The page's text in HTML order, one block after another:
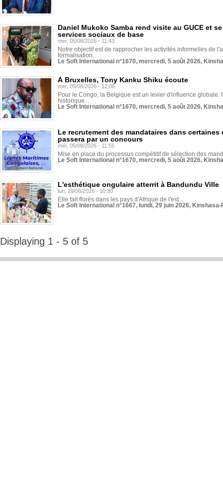
Daniel Mukoko Samba rend visite au GUCE et
services sociaux de base
mer, 05/08/2026 - 11:43
Notre objectif est de rapprocher les activités informelles de
formalisation.
Le Soft International n°1670, mercredi, 5 août 2026,
À Bruxelles, Tony Kanku Shiku écoute
mer, 05/08/2026 - 12:06
Pour le Congo, la Belgique est un levier d'influence globale.
historique...
Le Soft International n°1670, mercredi, 5 août 2026,
Le recrutement des mandataires dans
passera par un concours
mer, 05/08/2026 - 11:55
Mise en place du processus compétitif de sélection des
Le Soft International n°1670, mercredi, 5 août 2026,
L'esthétique ongulaire atterrit à Bandundu Ville
lun, 29/06/2026 - 10:30
Elle fait florès dans les pays d'Afrique de l'est...
Le Soft International n°1667, lundi, 29 juin 2026,
Displaying 1 - 5 of 5